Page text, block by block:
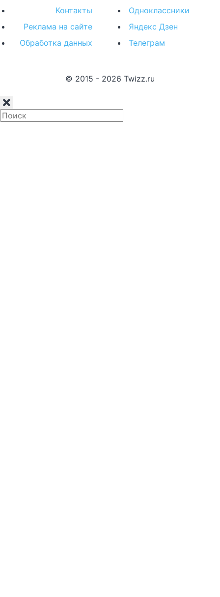
Контакты
Реклама на сайте
Обработка данных
Одноклассники
Яндекс Дзен
Телеграм
© 2015 - 2026 Twizz.ru